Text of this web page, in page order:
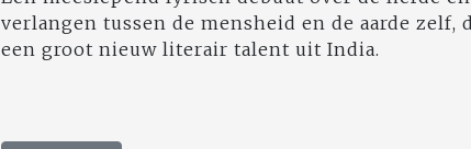
verlangen tussen de mensheid en de aarde zelf,
een groot nieuw literair talent uit India.